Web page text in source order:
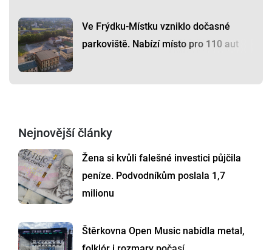
Ve Frýdku-Místku vzniklo dočasné
parkoviště. Nabízí místo pro 110 aut
Nejnovější články
Žena si kvůli falešné investici půjčila
peníze. Podvodníkům poslala 1,7
milionu
Štěrkovna Open Music nabídla metal,